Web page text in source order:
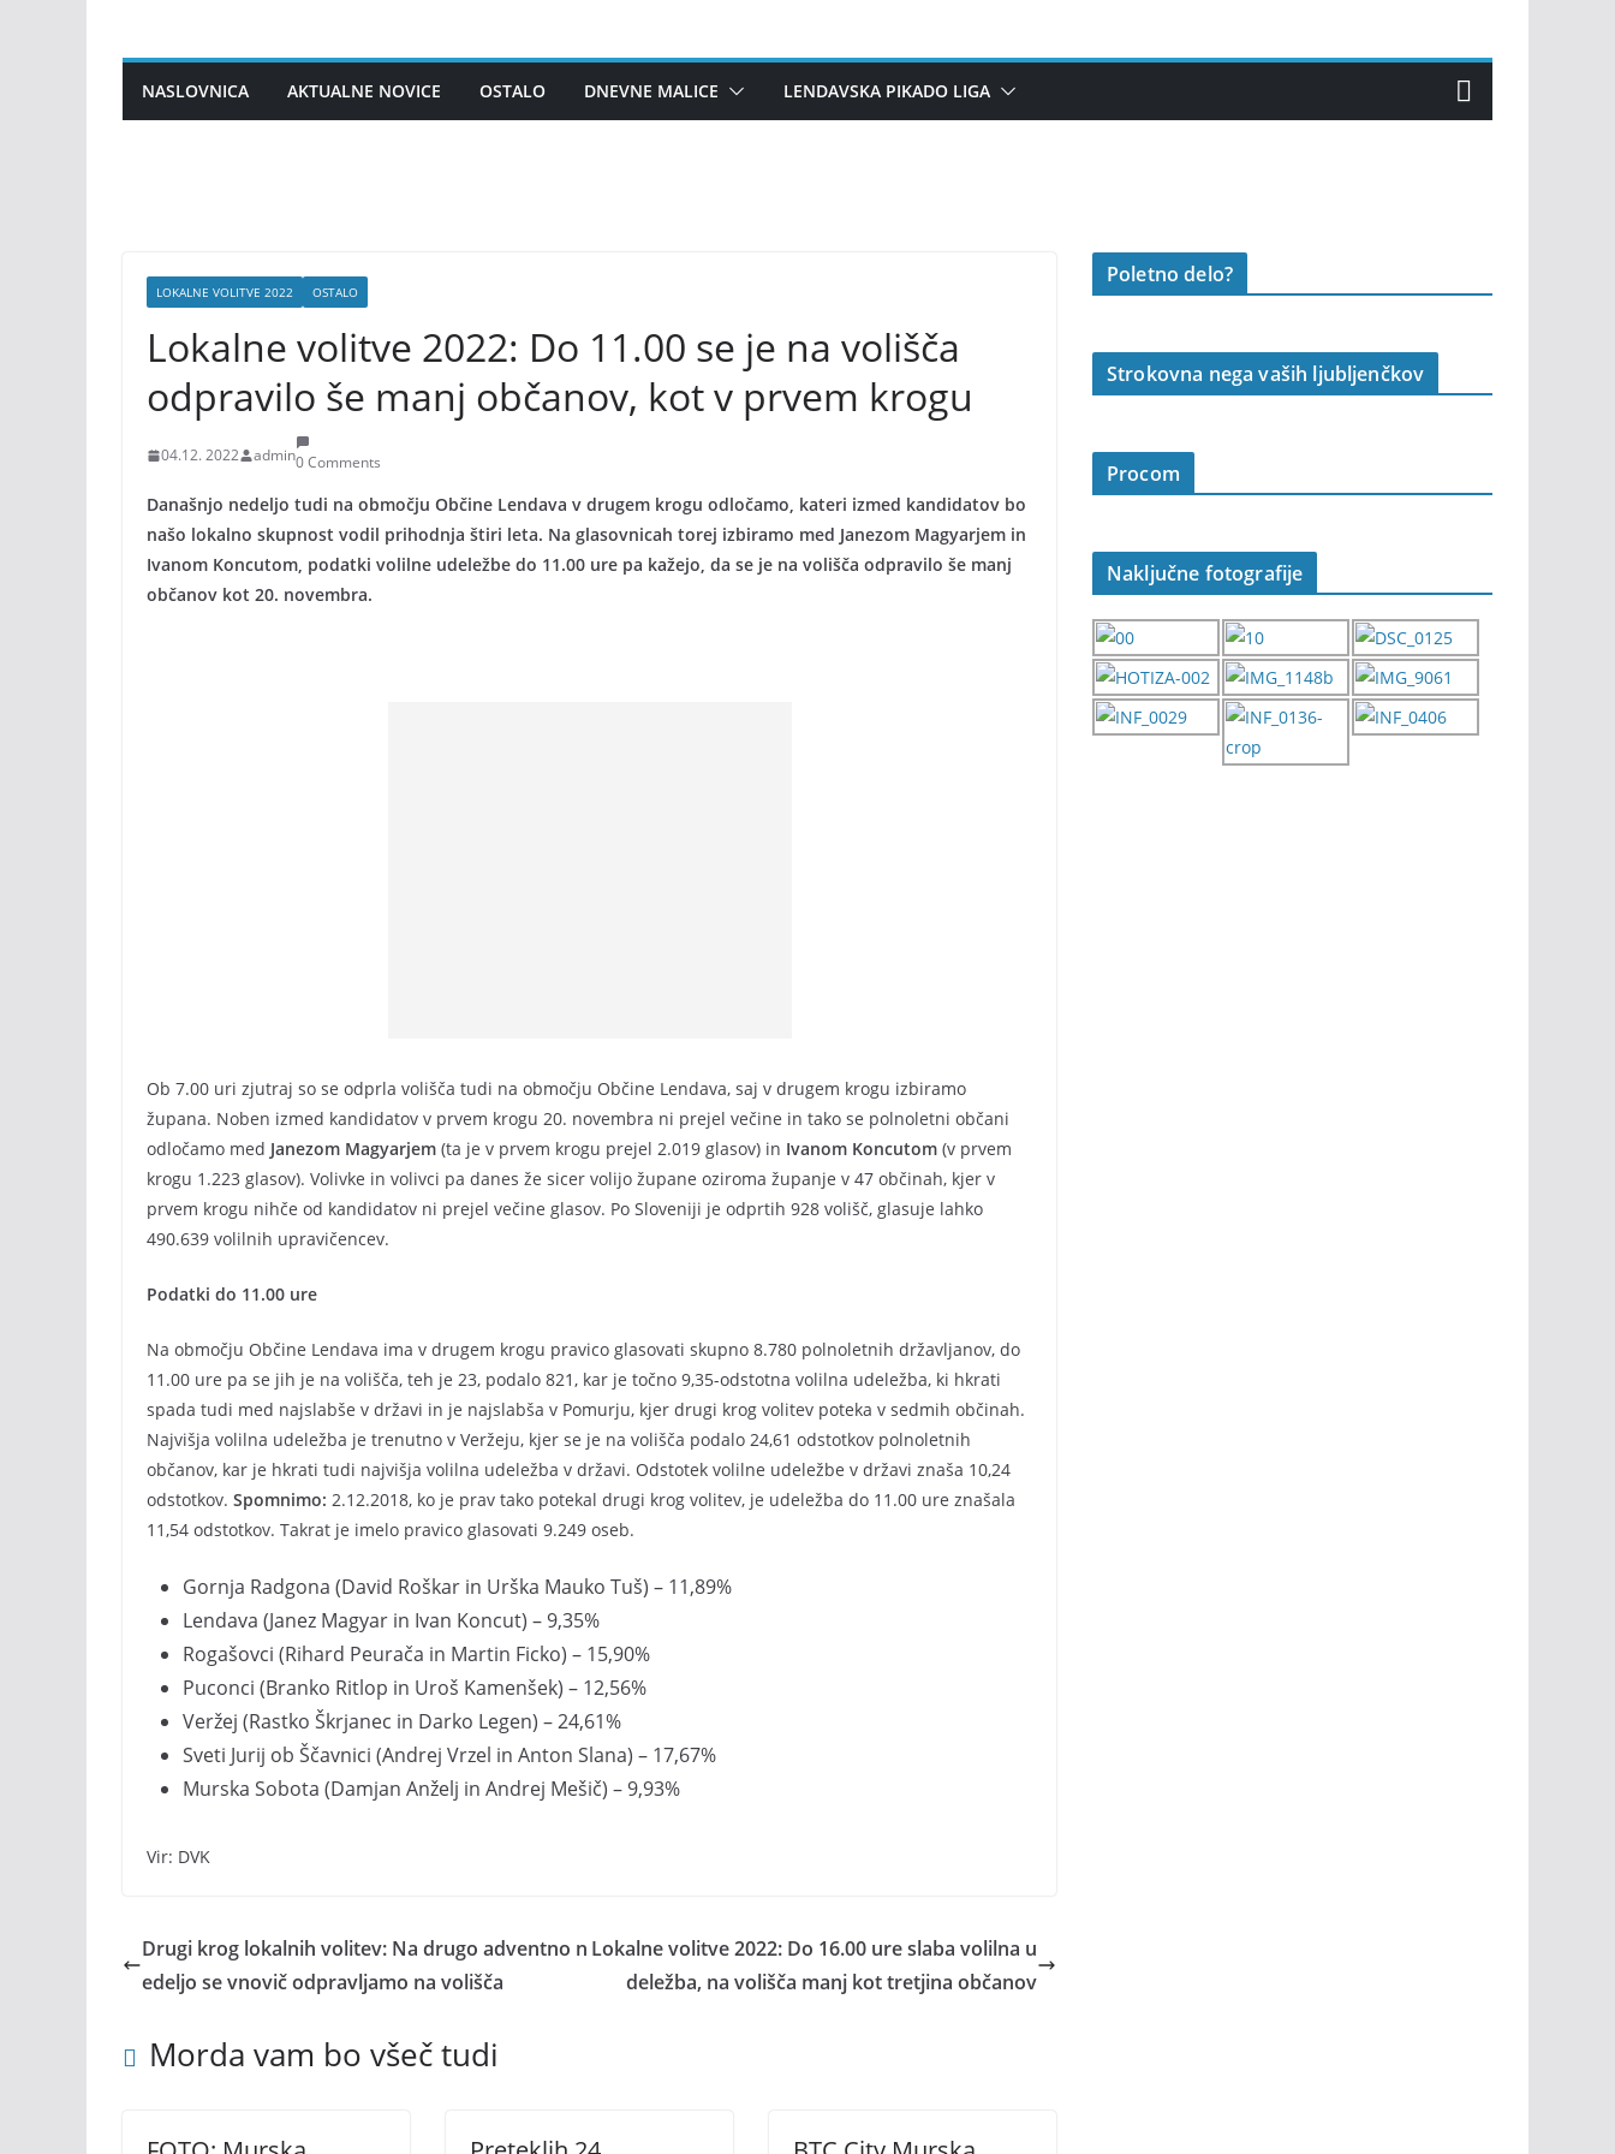
contentNASLOVNICA AKTUALNE NOVICE OSTALO DNEVNE MALICE LENDAVSKA PIKADO LIGA
LOKALNE VOLITVE 2022 OSTALO
Lokalne volitve 2022: Do 11.00 se je na volišča
odpravilo še manj občanov, kot v prvem krogu
04.12. 2022 admin0 Comments
Današnjo nedeljo tudi na območju Občine Lendava v drugem krogu odločamo, kateri izmed kandidatov bo
našo lokalno skupnost vodil prihodnja štiri leta. Na glasovnicah torej izbiramo med Janezom Magyarjem in
Ivanom Koncutom, podatki volilne udeležbe do 11.00 ure pa kažejo, da se je na volišča odpravilo še manj
občanov kot 20. novembra.
Ob 7.00 uri zjutraj so se odprla volišča tudi na območju Občine Lendava, saj v drugem krogu izbiramo
župana. Noben izmed kandidatov v prvem krogu 20. novembra ni prejel večine in tako se polnoletni občani
odločamo med Janezom Magyarjem (ta je v prvem krogu prejel 2.019 glasov) in Ivanom Koncutom (v prvem
krogu 1.223 glasov). Volivke in volivci pa danes že sicer volijo župane oziroma županje v 47 občinah, kjer v
prvem krogu nihče od kandidatov ni prejel večine glasov. Po Sloveniji je odprtih 928 volišč, glasuje lahko
490.639 volilnih upravičencev.
Podatki do 11.00 ure
Na območju Občine Lendava ima v drugem krogu pravico glasovati skupno 8.780 polnoletnih državljanov, do
11.00 ure pa se jih je na volišča, teh je 23, podalo 821, kar je točno 9,35-odstotna volilna udeležba, ki hkrati
spada tudi med najslabše v državi in je najslabša v Pomurju, kjer drugi krog volitev poteka v sedmih občinah.
Najvišja volilna udeležba je trenutno v Veržeju, kjer se je na volišča podalo 24,61 odstotkov polnoletnih
občanov, kar je hkrati tudi najvišja volilna udeležba v državi. Odstotek volilne udeležbe v državi znaša 10,24
odstotkov. Spomnimo: 2.12.2018, ko je prav tako potekal drugi krog volitev, je udeležba do 11.00 ure znašala
11,54 odstotkov. Takrat je imelo pravico glasovati 9.249 oseb.
Gornja Radgona (David Roškar in Urška Mauko Tuš) – 11,89%
Lendava (Janez Magyar in Ivan Koncut) – 9,35%
Rogašovci (Rihard Peurača in Martin Ficko) – 15,90%
Puconci (Branko Ritlop in Uroš Kamenšek) – 12,56%
Veržej (Rastko Škrjanec in Darko Legen) – 24,61%
Sveti Jurij ob Ščavnici (Andrej Vrzel in Anton Slana) – 17,67%
Murska Sobota (Damjan Anželj in Andrej Mešič) – 9,93%
Vir: DVK
Drugi krog lokalnih volitev: Na drugo adventno n
edeljo se vnovič odpravljamo na volišča
Lokalne volitve 2022: Do 16.00 ure slaba volilna u
deležba, na volišča manj kot tretjina občanov
Morda vam bo všeč tudi
Poletno delo?
Strokovna nega vaših ljubljenčkov
Procom
Naključne fotografije